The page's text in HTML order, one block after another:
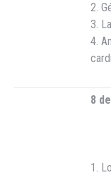
2.
3.
4.
8
1.